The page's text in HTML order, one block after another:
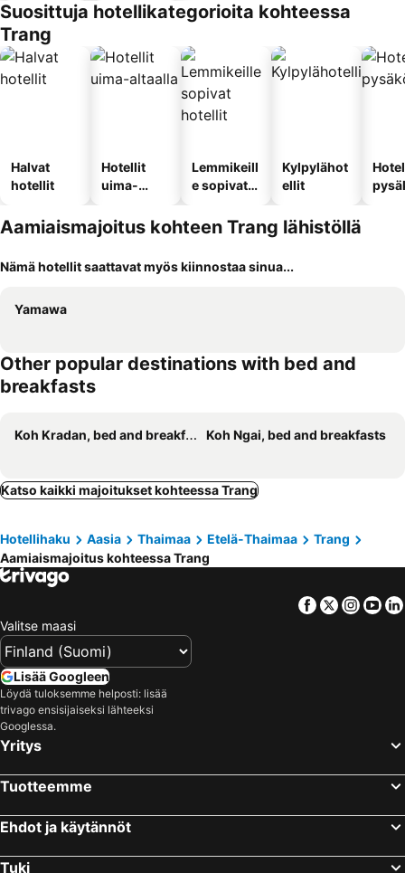
Suosittuja hotellikategorioita kohteessa
Trang
Halvat
hotellit
Hotellit
uima-
Lemmikeill
e sopivat
Kylpylähot
ellit
Aamiaismajoitus kohteen Trang lähistöllä
Nämä hotellit saattavat myös kiinnostaa sinua...
Yamawa
Other popular destinations with bed and
breakfasts
Koh Kradan, bed and breakfasts Koh Ngai, bed and breakfasts
Katso kaikki majoitukset kohteessa Trang
Hotellihaku Aasia Thaimaa Etelä-Thaimaa
Trang
Aamiaismajoitus kohteessa Trang
Facebook
Twitter
Valitse maasi
Lisää Googleen
Löydä tuloksemme helposti: lisää
trivago ensisijaiseksi lähteeksi
Googlessa.
Yritys
Tuotteemme
Ehdot ja käytännöt
Tuki